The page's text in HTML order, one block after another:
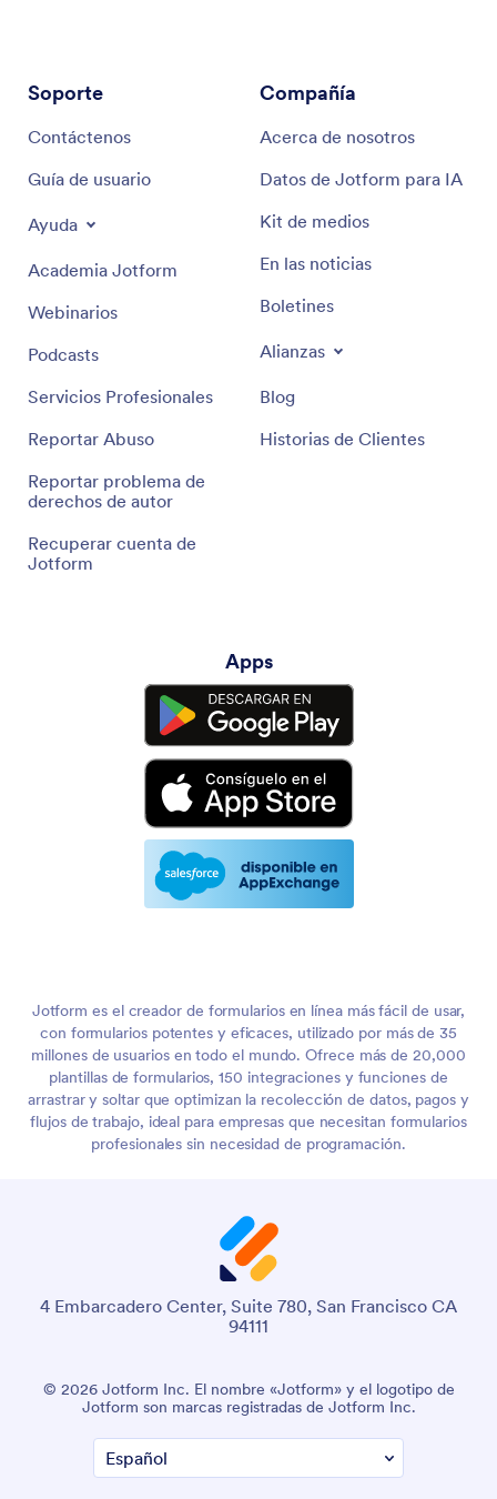
Soporte
Contáctenos
Guía de usuario
Ayuda
Academia Jotform
Webinarios
Podcasts
Servicios Profesionales
Reportar Abuso
Reportar problema de
derechos de autor
Recuperar cuenta de
Jotform
Compañía
Acerca de nosotros
Datos de Jotform para IA
Kit de medios
En las noticias
Boletines
Alianzas
Blog
Historias de Clientes
Apps
Jotform es el creador de formularios en línea más fácil de usar,
con formularios potentes y eficaces, utilizado por más de 35
millones de usuarios en todo el mundo. Ofrece más de 20,000
plantillas de formularios, 150 integraciones y funciones de
arrastrar y soltar que optimizan la recolección de datos, pagos y
flujos de trabajo, ideal para empresas que necesitan formularios
profesionales sin necesidad de programación.
4 Embarcadero Center, Suite 780, San Francisco CA
94111
© 2026 Jotform Inc. El nombre «Jotform» y el logotipo de
Jotform son marcas registradas de Jotform Inc.